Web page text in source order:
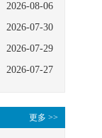
2026-08-06
2026-07-30
2026-07-29
2026-07-27
更多 >>